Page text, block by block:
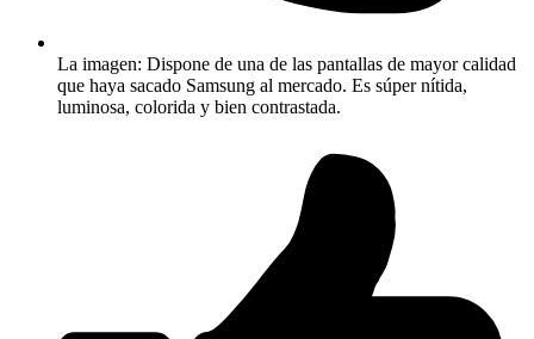
La imagen: Dispone de una de las pantallas de mayor calidad
que haya sacado Samsung al mercado. Es súper nítida,
luminosa, colorida y bien contrastada.